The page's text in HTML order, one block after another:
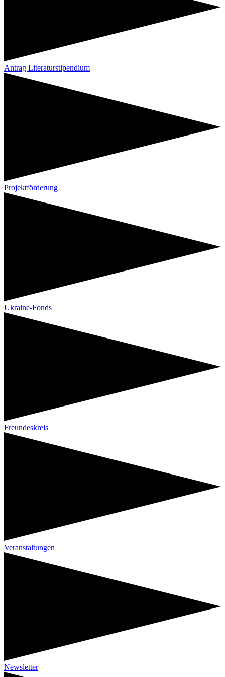
Antrag Literaturstipendium
Projektförderung
Ukraine-Fonds
Freundeskreis
Veranstaltungen
Newsletter